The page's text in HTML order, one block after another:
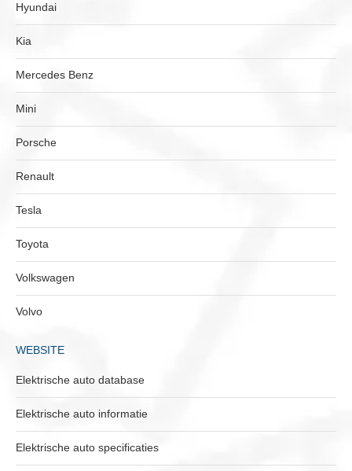
Hyundai
Kia
Mercedes Benz
Mini
Porsche
Renault
Tesla
Toyota
Volkswagen
Volvo
WEBSITE
Elektrische auto database
Elektrische auto informatie
Elektrische auto specificaties